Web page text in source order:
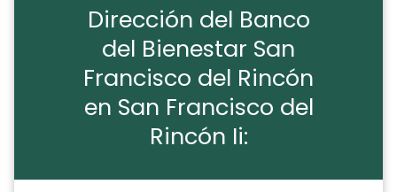
Dirección del Banco
del Bienestar San
Francisco del Rincón
en San Francisco del
Rincón Ii: